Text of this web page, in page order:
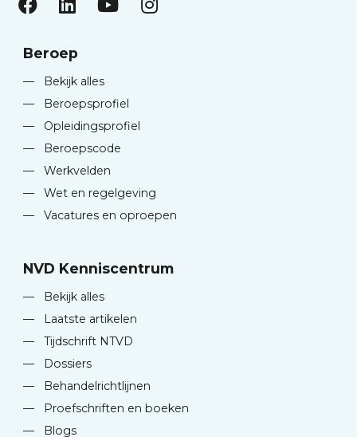
Beroep
—
Bekijk alles
—
Beroepsprofiel
—
Opleidingsprofiel
—
Beroepscode
—
Werkvelden
—
Wet en regelgeving
—
Vacatures en oproepen
NVD Kenniscentrum
—
Bekijk alles
—
Laatste artikelen
—
Tijdschrift NTVD
—
Dossiers
—
Behandelrichtlijnen
—
Proefschriften en boeken
—
Blogs